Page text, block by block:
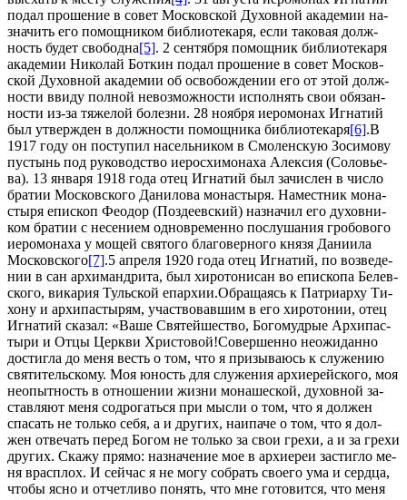
по­дал про­ше­ние в со­вет Мос­ков­ской Ду­хов­ной ака­де­мии на­
зна­чить его по­мощ­ни­ком биб­лио­те­ка­ря, ес­ли та­ко­вая долж­
ность бу­дет сво­бод­на[5]. 2 сен­тяб­ря по­мощ­ник биб­лио­те­ка­ря
ака­де­мии Ни­ко­лай Бот­кин по­дал про­ше­ние в со­вет Мос­ков­
ской Ду­хов­ной ака­де­мии об осво­бож­де­нии его от этой долж­
но­сти вви­ду пол­ной невоз­мож­но­сти ис­пол­нять свои обя­зан­
но­сти из-за тя­же­лой бо­лез­ни. 28 но­яб­ря иеро­мо­нах Иг­на­тий
был утвер­жден в долж­но­сти по­мощ­ни­ка биб­лио­те­ка­ря[6].В
1917 го­ду он по­сту­пил на­сель­ни­ком в Смо­лен­скую Зо­си­мо­ву
пу­стынь под ру­ко­вод­ство иерос­хи­мо­на­ха Алек­сия (Со­ло­вье­
ва). 13 ян­ва­ря 1918 го­да отец Иг­на­тий был за­чис­лен в чис­ло
бра­тии Мос­ков­ско­го Да­ни­ло­ва мо­на­сты­ря. На­мест­ник мо­на­
сты­ря епи­скоп Фе­о­дор (Поз­де­ев­ский) на­зна­чил его ду­хов­ни­
ком бра­тии с несе­ни­ем од­новре­мен­но по­слу­ша­ния гро­бо­во­го
иеро­мо­на­ха у мо­щей свя­то­го бла­го­вер­но­го кня­зя Да­ни­и­ла
Мос­ков­ско­го[7].5 ап­ре­ля 1920 го­да отец Иг­на­тий, по воз­ве­де­
нии в сан ар­хи­манд­ри­та, был хи­ро­то­ни­сан во епи­ско­па Белев­
ско­го, ви­ка­рия Туль­ской епар­хии.Об­ра­ща­ясь к Пат­ри­ар­ху Ти­
хо­ну и ар­хи­пас­ты­рям, участ­во­вав­шим в его хи­ро­то­нии, отец
Иг­на­тий ска­зал: «Ва­ше Свя­тей­ше­ство, Бо­го­муд­рые Ар­хи­пас­
ты­ри и От­цы Церк­ви Хри­сто­вой!Со­вер­шен­но неожи­дан­но
до­стиг­ла до ме­ня весть о том, что я при­зы­ва­юсь к слу­же­нию
свя­ти­тель­ско­му. Моя юность для слу­же­ния ар­хи­ерей­ско­го, моя
неопыт­ность в от­но­ше­нии жиз­ни мо­на­ше­ской, ду­хов­ной за­
став­ля­ют ме­ня со­дро­гать­ся при мыс­ли о том, что я дол­жен
спа­сать не толь­ко се­бя, а и дру­гих, наи­па­че о том, что я дол­
жен от­ве­чать пе­ред Бо­гом не толь­ко за свои гре­хи, а и за гре­хи
дру­гих. Ска­жу пря­мо: на­зна­че­ние мое в ар­хи­ереи за­стиг­ло ме­
ня врас­плох. И сей­час я не мо­гу со­брать сво­е­го ума и серд­ца,
чтобы яс­но и от­чет­ли­во по­нять, что мне го­то­вит­ся, что ме­ня